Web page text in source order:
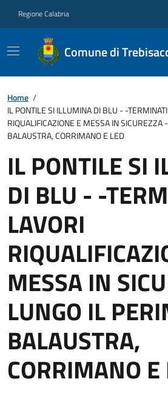
Regione Calabria
Comune di
Home /
IL PONTILE SI ILLUMINA DI BLU - -
RIQUALIFICAZIONE E MESSA IN SICUREZZA
BALAUSTRA, CORRIMANO E LED
IL PONTILE SI
DI BLU - -
LAVORI
MESSA IN
LUNGO IL
BALAUSTRA,
CORRIMANO E